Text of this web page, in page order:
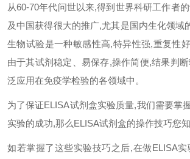
从60-70年代问世以来,得到世界科研工作者
及中国获得很大的推广,尤其是国内生化领域
生物试验是一种敏感性高,特异性强,重复性
由于其试剂稳定、易保存,操作简便,结果判
泛应用在免疫学检验的各领域中。
为了保证ELISA试剂盒实验质量,我们需要掌
实验的成功,那么ELISA试剂盒的操作技巧您
如若掌握了这些实验技巧之后,在做ELISA实